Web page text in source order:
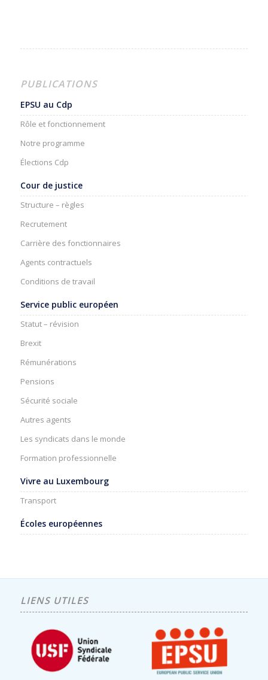
PUBLICATIONS
EPSU au Cdp
Rôle et fonctionnement
Notre programme
Élections Cdp
Cour de justice
Structure – règles
Recrutement
Carrière des fonctionnaires
Agents contractuels
Conditions de travail
Service public européen
Statut – révision
Brexit
Rémunérations
Pensions
Sécurité sociale
Autres agents
Les syndicats dans le monde
Formation professionnelle
Vivre au Luxembourg
Transport
Écoles européennes
LIENS UTILES